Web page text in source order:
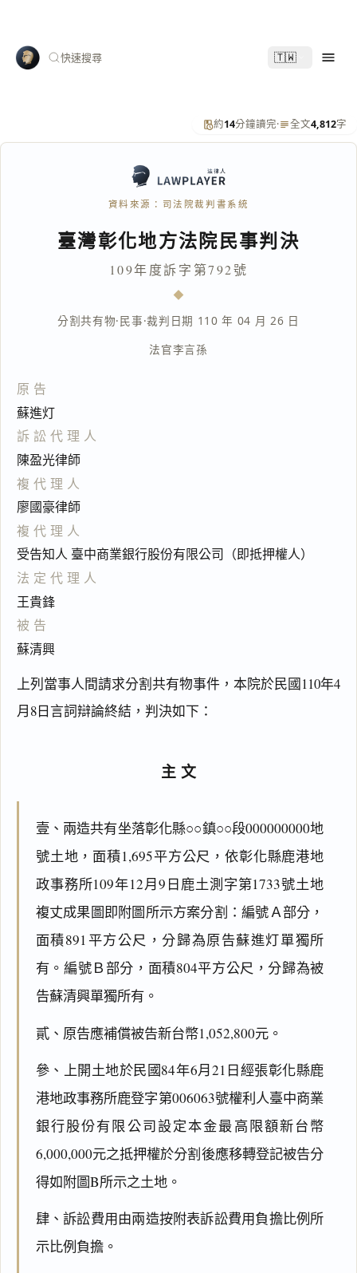
快速搜尋 🇹🇼
約14分鐘讀完· 全文4,812字
資料來源：司法院裁判書系統
臺灣彰化地方法院民事判決
109年度訴字第792號
分割共有物·民事·裁判日期 110 年 04 月 26 日
法官李言孫
原告
蘇進灯
訴訟代理人
陳盈光律師
複代理人
廖國豪律師
複代理人
受告知人 臺中商業銀行股份有限公司（即抵押權人）
法定代理人
王貴鋒
被告
蘇清興
上列當事人間請求分割共有物事件，本院於民國110年4
月8日言詞辯論終結，判決如下：
主文
壹、兩造共有坐落彰化縣○○鎮○○段000000000地
號土地，面積1,695平方公尺，依彰化縣鹿港地
政事務所109年12月9日鹿土測字第1733號土地
複丈成果圖即附圖所示方案分割：編號Ａ部分，
面積891平方公尺，分歸為原告蘇進灯單獨所
有。編號Ｂ部分，面積804平方公尺，分歸為被
告蘇清興單獨所有。
貳、原告應補償被告新台幣1,052,800元。
參、上開土地於民國84年6月21日經張彰化縣鹿
港地政事務所鹿登字第006063號權利人臺中商業
銀行股份有限公司設定本金最高限額新台幣
6,000,000元之抵押權於分割後應移轉登記被告分
得如附圖B所示之土地。
肆、訴訟費用由兩造按附表訴訟費用負擔比例所
示比例負擔。